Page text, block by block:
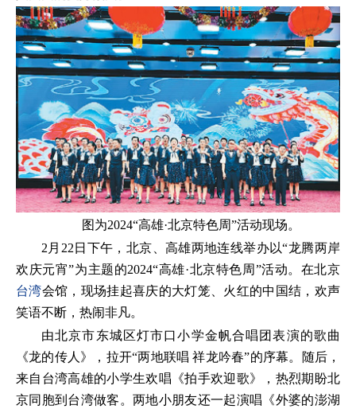
图为2024“高雄·北京特色周”活动现场。
2月22日下午，北京、高雄两地连线举办以“龙腾两岸
欢庆元宵”为主题的2024“高雄·北京特色周”活动。在北京
台湾会馆，现场挂起喜庆的大灯笼、火红的中国结，欢声
笑语不断，热闹非凡。
由北京市东城区灯市口小学金帆合唱团表演的歌曲
《龙的传人》，拉开“两地联唱 祥龙吟春”的序幕。随后，
来自台湾高雄的小学生欢唱《拍手欢迎歌》，热烈期盼北
京同胞到台湾做客。两地小朋友还一起演唱《外婆的澎湖